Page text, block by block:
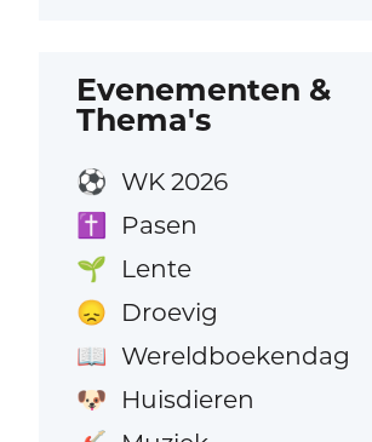
Evenementen &
Thema's
⚽ WK 2026
✝️ Pasen
🌱 Lente
😞 Droevig
📖 Wereldboekendag
🐶 Huisdieren